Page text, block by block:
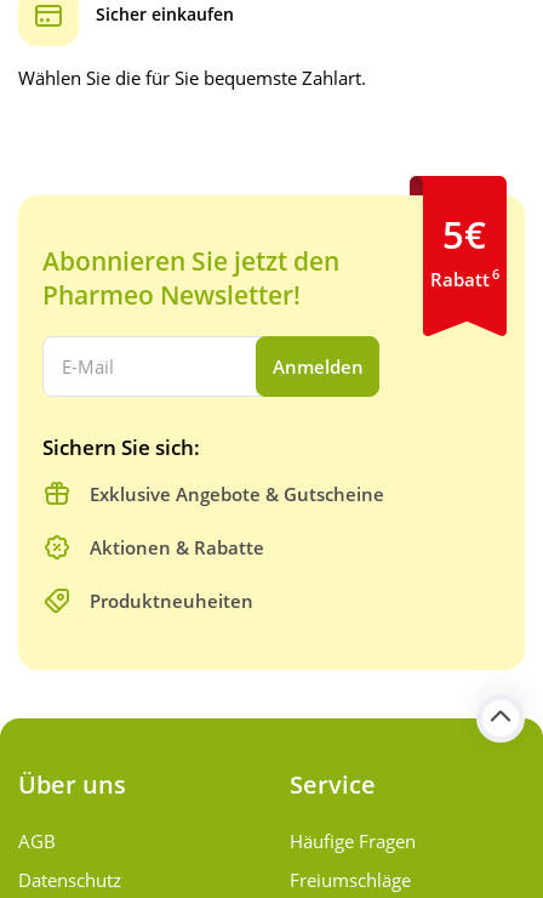
Sicher einkaufen
Wählen Sie die für Sie bequemste Zahlart.
Abonnieren Sie jetzt den
Pharmeo Newsletter!
Ihre E-Mail Adresse:
Anmelden
Sichern Sie sich:
Exklusive Angebote & Gutscheine
Aktionen & Rabatte
Produktneuheiten
5€
Rabatt6
Über uns
AGB
Datenschutz
Service
Häufige Fragen
Freiumschläge